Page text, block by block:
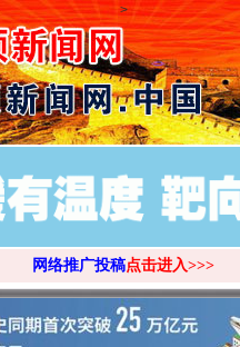
>
网络推广投稿点击进入>>>